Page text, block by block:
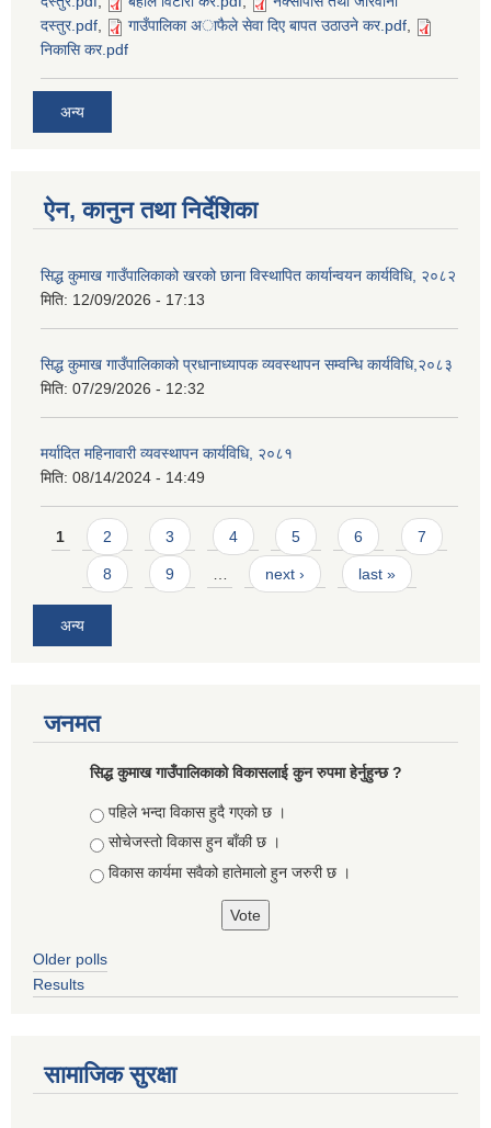
दस्तुर.pdf, गाउँपालिका अाफैले सेवा दिए बापत उठाउने कर.pdf,
निकासि कर.pdf
अन्य
ऐन, कानुन तथा निर्देशिका
सिद्ध कुमाख गाउँपालिकाको खरको छाना विस्थापित कार्यान्वयन कार्यविधि, २०८२
मिति: 12/09/2026 - 17:13
सिद्ध कुमाख गाउँपालिकाको प्रधानाध्यापक व्यवस्थापन सम्वन्धि कार्यविधि,२०८३
मिति: 07/29/2026 - 12:32
मर्यादित महिनावारी व्यवस्थापन कार्यविधि, २०८१
मिति: 08/14/2024 - 14:49
Pages
1 2 3 4 5 6 7
8 9 … next › last »
अन्य
जनमत
सिद्ध कुमाख गाउँपालिकाको विकासलाई कुन रुपमा हेर्नुहुन्छ ?
Choices
पहिले भन्दा विकास हुदै गएको छ ।
सोचेजस्तो विकास हुन बाँकी छ ।
विकास कार्यमा सवैको हातेमालो हुन जरुरी छ ।
Older polls
Results
सामाजिक सुरक्षा